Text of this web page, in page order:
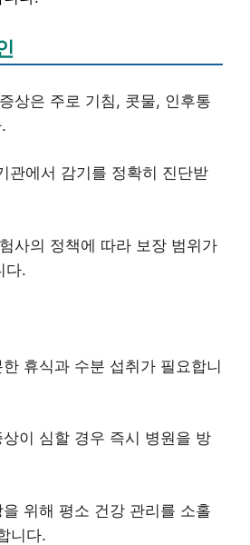
상은 주로 기침, 콧물, 인후통
관에서 감기를 정확히 진단받
사의 정책에 따라 보장 범위가
다.
휴식과 수분 섭취가 필요합니
이 심할 경우 즉시 병원을 방
위해 평소 건강 관리를 소홀
니다.